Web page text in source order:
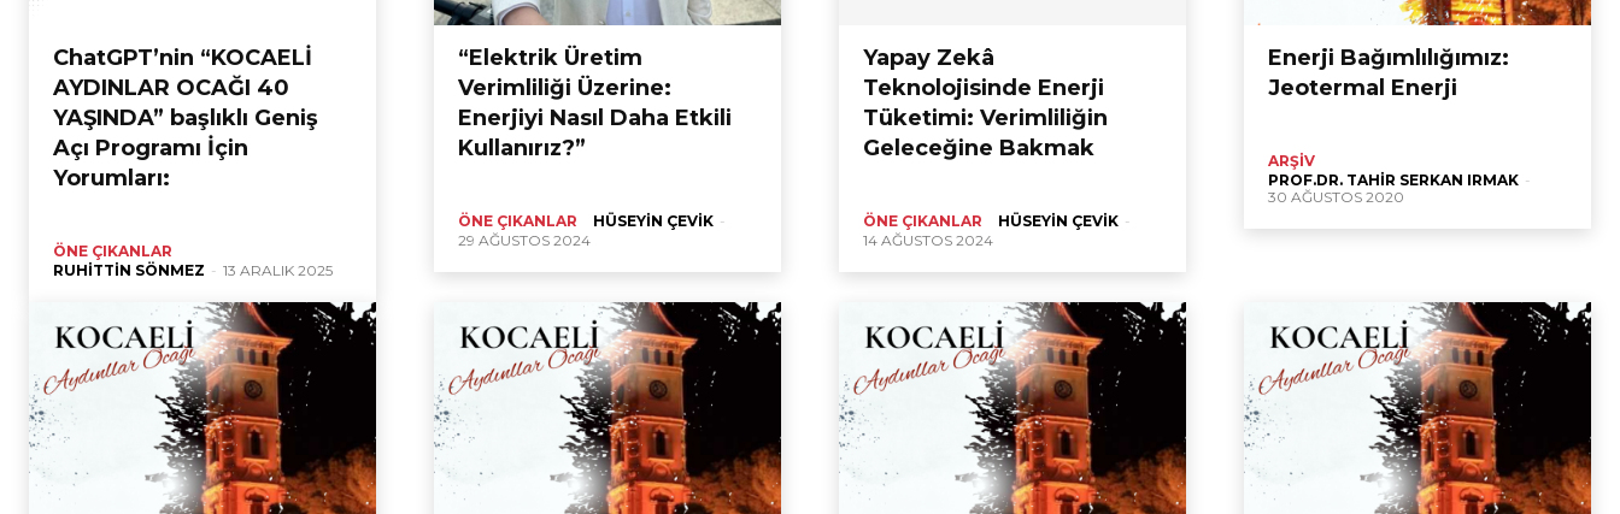
ChatGPT’nin “KOCAELİ
AYDINLAR OCAĞI 40
YAŞINDA” başlıklı Geniş
Açı Programı İçin
Yorumları:
ÖNE ÇIKANLAR
RUHITTIN SÖNMEZ - 13 ARALIK 2025
“Elektrik Üretim
Verimliliği Üzerine:
Enerjiyi Nasıl Daha Etkili
Kullanırız?”
ÖNE ÇIKANLAR HÜSEYIN ÇEVIK -
29 AĞUSTOS 2024
Yapay Zekâ
Teknolojisinde Enerji
Tüketimi: Verimliliğin
Geleceğine Bakmak
ÖNE ÇIKANLAR HÜSEYIN ÇEVIK -
14 AĞUSTOS 2024
Enerji Bağımlılığımız:
Jeotermal Enerji
ARŞIV
PROF.DR. TAHIR SERKAN IRMAK -
30 AĞUSTOS 2020